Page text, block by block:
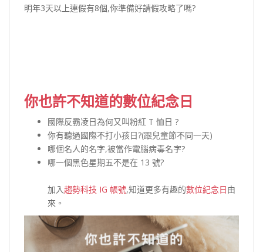
明年3天以上連假有8個,你準備好請假攻略了嗎?
你也許不知道的數位紀念日
國際反霸凌日為何又叫粉紅 T 恤日 ?
你有聽過國際不打小孩日?(跟兒童節不同一天)
哪個名人的名字,被當作電腦病毒名字?
哪一個黑色星期五不是在 13 號?
加入趨勢科技 IG 帳號,知道更多有趣的數位紀念日由
來。